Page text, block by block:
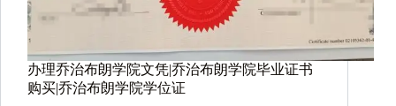
办理乔治布朗学院文凭|乔治布朗学院毕业证书
购买|乔治布朗学院学位证